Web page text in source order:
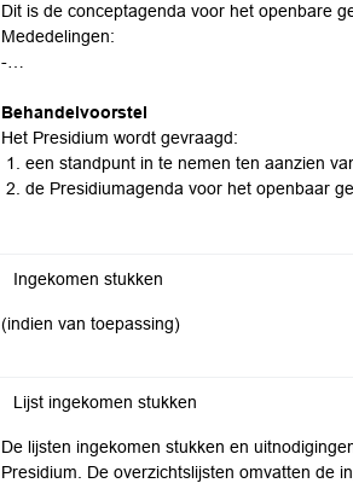
Dit is de conceptagenda voor het openbare
Mededelingen:
-…
Behandelvoorstel
Het Presidium wordt gevraagd:
een standpunt in te nemen ten aanzien
de Presidiumagenda voor het openbaar
Ingekomen stukken
(indien van toepassing)
Lijst ingekomen stukken
De lijsten ingekomen stukken en
Presidium. De overzichtslijsten omvatten de